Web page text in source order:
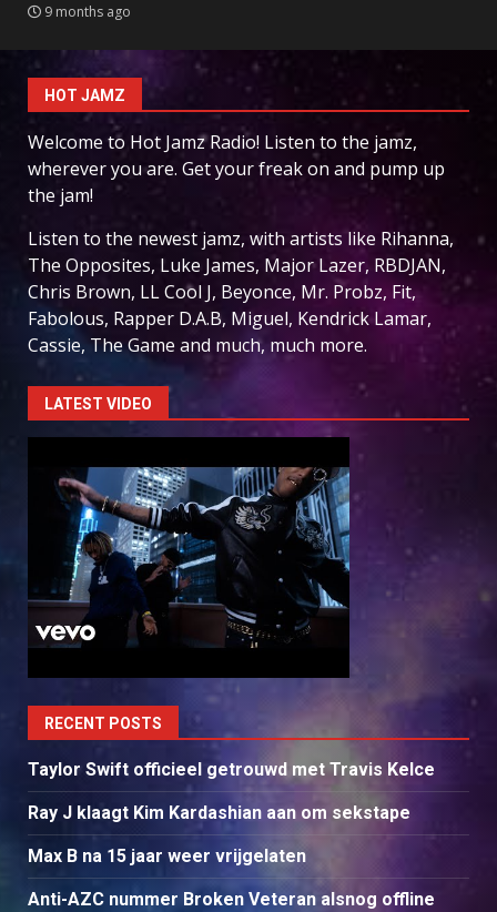
9 months ago
HOT JAMZ
Welcome to Hot Jamz Radio! Listen to the jamz,
wherever you are. Get your freak on and pump up
the jam!
Listen to the newest jamz, with artists like Rihanna,
The Opposites, Luke James, Major Lazer, RBDJAN,
Chris Brown, LL Cool J, Beyonce, Mr. Probz, Fit,
Fabolous, Rapper D.A.B, Miguel, Kendrick Lamar,
Cassie, The Game and much, much more.
LATEST VIDEO
RECENT POSTS
Taylor Swift officieel getrouwd met Travis Kelce
Ray J klaagt Kim Kardashian aan om sekstape
Max B na 15 jaar weer vrijgelaten
Anti-AZC nummer Broken Veteran alsnog offline